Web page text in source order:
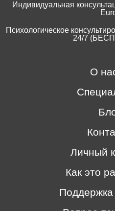
Индивидуальная
Психологическое
24/7
О
Личный
Как это
Поддержка